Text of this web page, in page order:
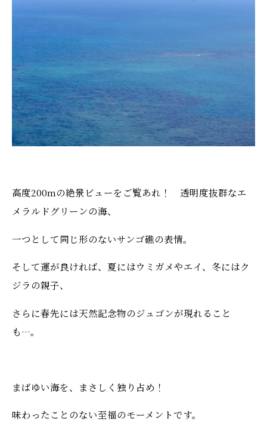
高度200mの絶景ビューをご覧あれ！ 透明度抜群なエ
メラルドグリーンの海、
一つとして同じ形のないサンゴ礁の表情。
そして運が良ければ、夏にはウミガメやエイ、冬にはク
ジラの親子、
さらに春先には天然記念物のジュゴンが現れること
も…。
まばゆい海を、まさしく独り占め！
味わったことのない至福のモーメントです。